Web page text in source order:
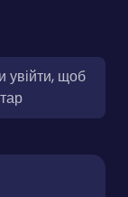
увійти, щоб